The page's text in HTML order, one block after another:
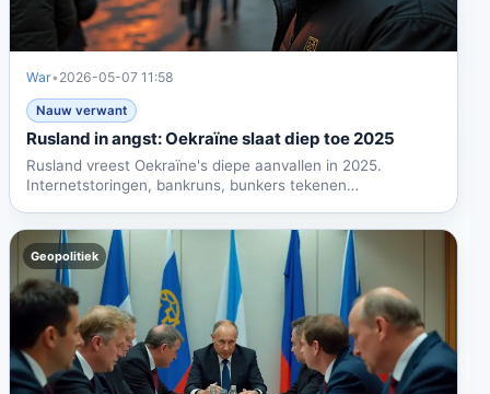
War• 2026-05-07 11:58
Nauw verwant
Rusland in angst: Oekraïne slaat diep toe 2025
Rusland vreest Oekraïne's diepe aanvallen in 2025.
Internetstoringen, bankruns, bunkers tekenen
Geopolitiek